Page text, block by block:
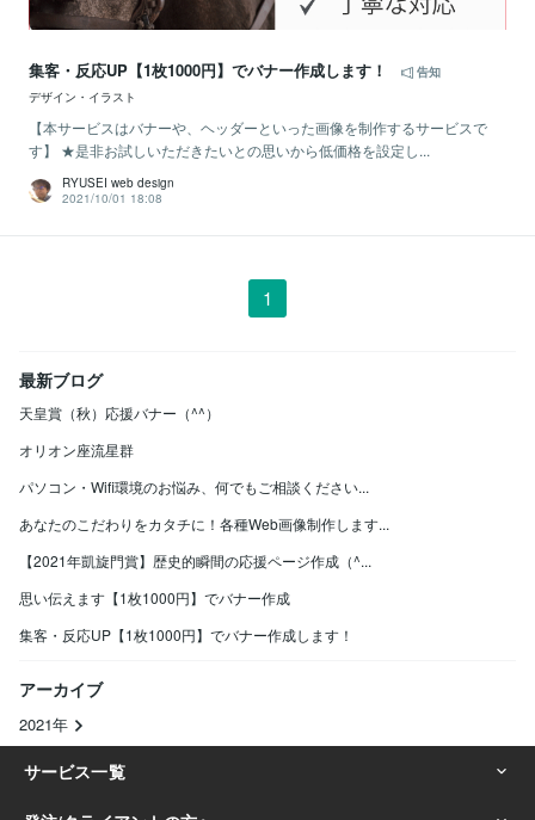
集客・反応UP【1枚1000円】でバナー作成します！
告知
デザイン・イラスト
【本サービスはバナーや、ヘッダーといった画像を制作するサービスで
す】 ★是非お試しいただきたいとの思いから低価格を設定し...
RYUSEI web design
2021/10/01 18:08
1
最新ブログ
天皇賞（秋）応援バナー（^^）
オリオン座流星群
パソコン・Wifi環境のお悩み、何でもご相談ください...
あなたのこだわりをカタチに！各種Web画像制作します...
【2021年凱旋門賞】歴史的瞬間の応援ページ作成（^...
思い伝えます【1枚1000円】でバナー作成
集客・反応UP【1枚1000円】でバナー作成します！
アーカイブ
2021年